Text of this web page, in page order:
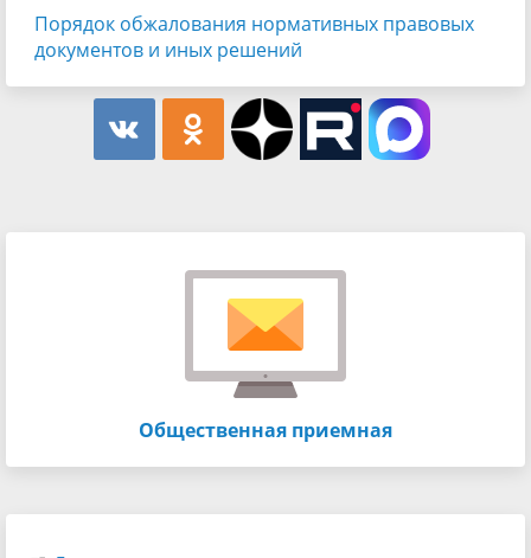
Порядок обжалования нормативных правовых
документов и иных решений
Общественная приемная